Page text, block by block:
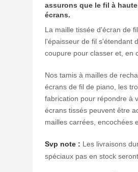
assurons que le fil à
écrans.
La maille tissée d'écran de
l'épaisseur de fil s'étendant
coupure pour classer et, en
Nos tamis à mailles de
écrans de fil de piano, les
fabrication pour répondre à
écrans tissés peuvent être
mailles carrées, encochées
Svp note : Les livraisons
spéciaux pas en stock